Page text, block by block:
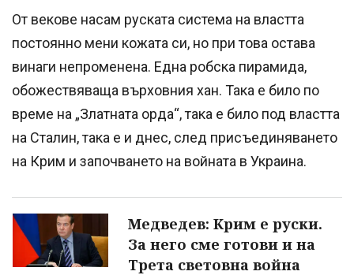
От векове насам руската система на властта
постоянно мени кожата си, но при това остава
винаги непроменена. Една робска пирамида,
обожествяваща върховния хан. Така е било по
време на „Златната орда“, така е било под властта
на Сталин, така е и днес, след присъединяването
на Крим и започването на войната в Украина.
Медведев: Крим е руски.
За него сме готови и на
Трета световна война